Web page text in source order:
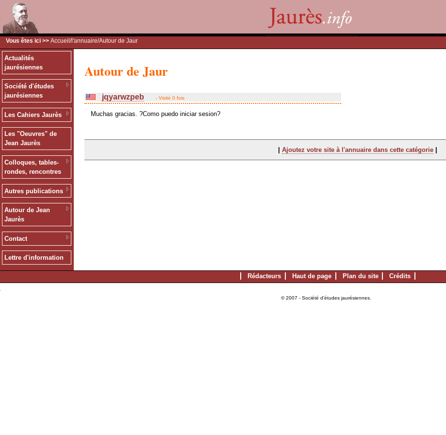
Vous êtes ici >> Accueil /l'annuaire/Autour de Jaur
Actualités
jaurésiennes
Société d'études
jaurésiennes
Les Cahiers Jaurès
Les "Oeuvres" de
Jean Jaurès
Colloques, tables-
rondes, rencontres
Autres publications
Autour de Jean
Jaurès
Contact
Lettre d'information
Autour de Jaur
jqyarwzpeb - Visité 0 fois
Muchas gracias. ?Como puedo iniciar sesion?
Ajoutez votre site à l'annuaire dans cette catégorie|
Rédacteurs Haut de page Plan du site Crédits
© 2007 - Société d'études jaurésiennes.